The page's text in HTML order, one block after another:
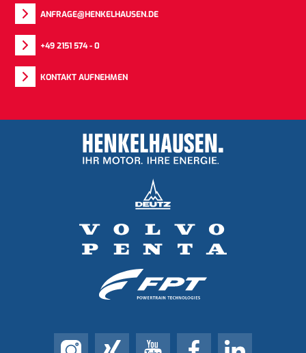
ANFRAGE@HENKELHAUSEN.DE
+49 2151 574 - 0
KONTAKT AUFNEHMEN